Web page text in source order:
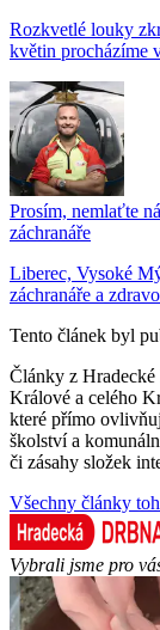
Rozkvetlé louky
květin procházíme
Prosím, nemlaťte
záchranáře
Liberec, Vysoké
záchranáře a
Tento článek byl
Články z
Králové a celého
které přímo
školství a
či zásahy složek
Všechny články
Vybrali jsme pro